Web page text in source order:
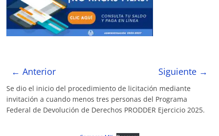
A
C
:.
Sistema
de
Agua
← Anterior Siguiente →
Se dio el inicio del procedimiento de licitación mediante
invitación a cuando menos tres personas del Programa
Federal de Devolución de Derechos PRODDER Ejercicio 2025.